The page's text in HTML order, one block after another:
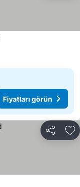
Fiyatları görün
Paylaş